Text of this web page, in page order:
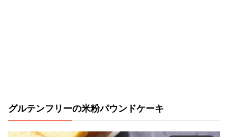
グルテンフリーの米粉パウンドケーキ